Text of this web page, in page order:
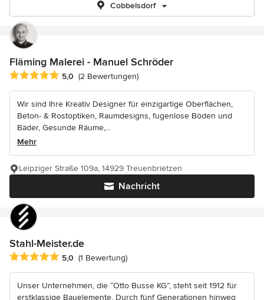
Cobbelsdorf
Fläming Malerei - Manuel Schröder
Durchschnittliche Bewertung: 5 von 5 Sternen
5,0 (2 Bewertungen)
Wir sind Ihre Kreativ Designer für einzigartige Oberflächen,
Beton- & Rostoptiken, Raumdesigns, fugenlose Böden und
Bäder, Gesunde Räume,...
Mehr
Nachricht
Leipziger Straße 109a, 14929 Treuenbrietzen
Stahl-Meister.de
Durchschnittliche Bewertung: 5 von 5 Sternen
5,0 (1 Bewertung)
Unser Unternehmen, die “Otto Busse KG”, steht seit 1912 für
erstklassige Bauelemente. Durch fünf Generationen hinweg